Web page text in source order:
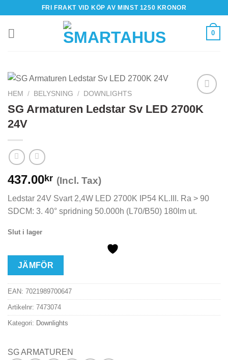
content
FRI FRAKT VID KÖP AV MINST 1250 KRONOR
0
HEM / BELYSNING / DOWNLIGHTS
SG Armaturen Ledstar Sv LED 2700K
24V
437.00kr (Incl. Tax)
Ledstar 24V Svart 2,4W LED 2700K IP54 KL.III. Ra > 90
SDCM: 3. 40° spridning 50.000h (L70/B50) 180lm ut.
Slut i lager
JÄMFÖR
EAN: 7021989700647
Artikelnr: 7473074
Kategori: Downlights
SG ARMATUREN